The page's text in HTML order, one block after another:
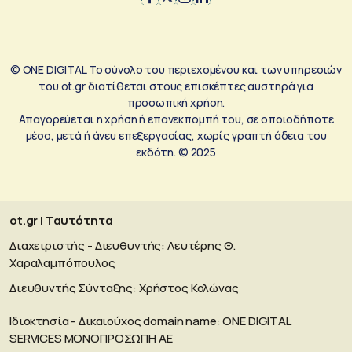
© ONE DIGITAL Το σύνολο του περιεχομένου και των υπηρεσιών
του ot.gr διατίθεται στους επισκέπτες αυστηρά για
προσωπική χρήση.
Απαγορεύεται η χρήση ή επανεκπομπή του, σε οποιοδήποτε
μέσο, μετά ή άνευ επεξεργασίας, χωρίς γραπτή άδεια του
εκδότη. © 2025
ot.gr | Ταυτότητα
Διαχειριστής - Διευθυντής: Λευτέρης Θ.
Χαραλαμπόπουλος
Διευθυντής Σύνταξης: Χρήστος Κολώνας
Ιδιοκτησία - Δικαιούχος domain name: ΟΝΕ DIGITAL
SERVICES MONOΠΡΟΣΩΠΗ ΑΕ